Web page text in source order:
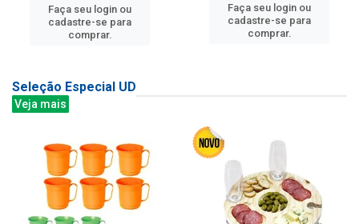
Faça seu login ou
cadastre-se para
comprar.
Faça seu login ou
cadastre-se para
comprar.
Seleção Especial UD
Veja mais